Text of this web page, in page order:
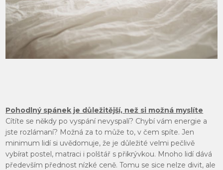
Pohodlný spánek je důležitější, než si možná myslíte
Cítíte se někdy po vyspání nevyspalí? Chybí vám energie a
jste rozlámaní? Možná za to může to, v čem spíte. Jen
minimum lidí si uvědomuje, že je důležité velmi pečlivě
vybírat postel, matraci i polštář s přikrývkou. Mnoho lidí dává
především přednost nízké ceně. Tomu se sice nelze divit, ale